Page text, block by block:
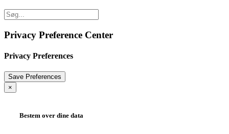
Privacy Preference Center
Privacy Preferences
×
Bestem over dine data